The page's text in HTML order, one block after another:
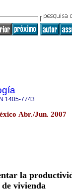
1405-7743
Abr./Jun. 2007
la
vivienda